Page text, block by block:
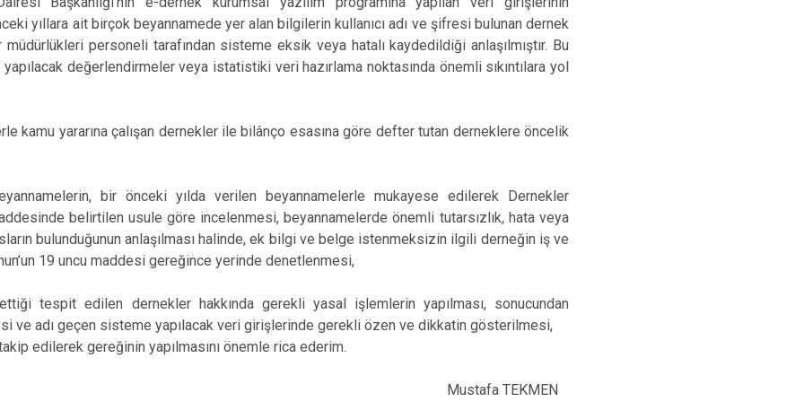
yıllara ait birçok beyannamede yer alan bilgilerin kullanıcı adı ve şifresi bulunan dernek
personeli tarafından sisteme eksik veya hatalı kaydedildiği anlaşılmıştır. Bu
değerlendirmeler veya istatistiki veri hazırlama noktasında önemli sıkıntılara yol
kamu yararına çalışan dernekler ile bilânço esasına göre defter tutan derneklere öncelik
bir önceki yılda verilen beyannamelerle mukayese edilerek Dernekler
belirtilen usule göre incelenmesi, beyannamelerde önemli tutarsızlık, hata veya
bulunduğunun anlaşılması halinde, ek bilgi ve belge istenmeksizin ilgili derneğin iş ve
19 uncu maddesi gereğince yerinde denetlenmesi,
tespit edilen dernekler hakkında gerekli yasal işlemlerin yapılması, sonucundan
ve adı geçen sisteme yapılacak veri girişlerinde gerekli özen ve dikkatin gösterilmesi,
edilerek gereğinin yapılmasını önemle rica ederim.
Mustafa TEKMEN